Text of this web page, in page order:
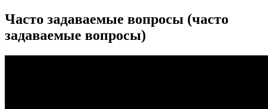
Часто задаваемые вопросы (часто
задаваемые вопросы)